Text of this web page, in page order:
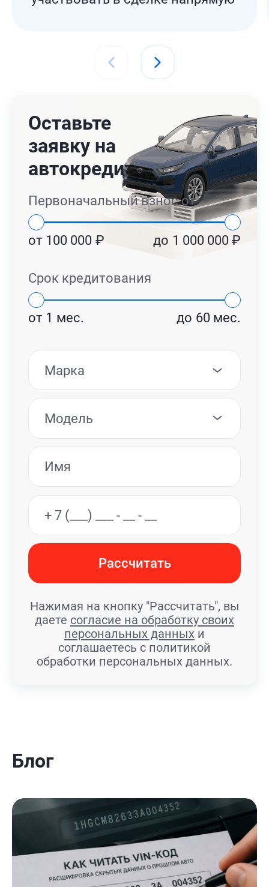
Оставьте
заявку на
автокредит
Первоначальный взнос от
от 100 000 ₽ до 1 000 000 ₽
Срок кредитования
от 1 мес. до 60 мес.
Марка
Модель
Рассчитать
Нажимая на кнопку "Рассчитать", вы
даете согласие на обработку своих
персональных данных и
соглашаетесь с политикой
обработки персональных данных.
Блог